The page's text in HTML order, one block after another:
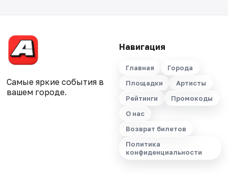
Самые яркие события в
вашем городе.
Навигация
Главная
Города
Площадки
Артисты
Рейтинги
Промокоды
О нас
Возврат билетов
Политика
конфиденциальности